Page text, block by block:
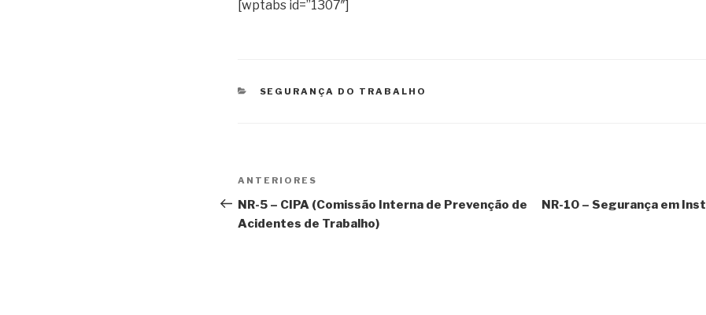
[wptabs id=”1307″]
SEGURANÇA DO TRABALHO
ANTERIORES
NR-5 – CIPA (Comissão Interna de Prevenção de
Acidentes de Trabalho)
NR-10 – Segurança em